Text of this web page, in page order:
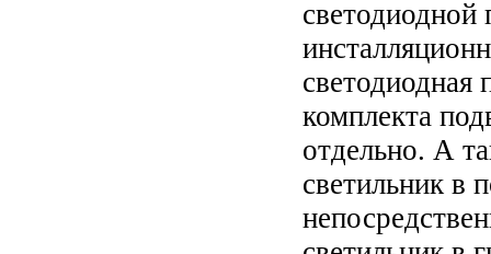
светодиодной
светодиодная
комплекта
отдельно. А
светильник в